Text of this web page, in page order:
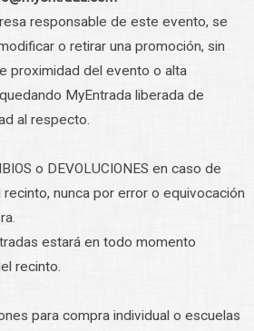
responsable de este evento, se
o retirar una promoción, sin
proximidad del evento o alta
MyEntrada liberada de
al respecto.
o DEVOLUCIONES en caso de
nunca por error o equivocación
estará en todo momento
recinto.
para compra individual o escuelas